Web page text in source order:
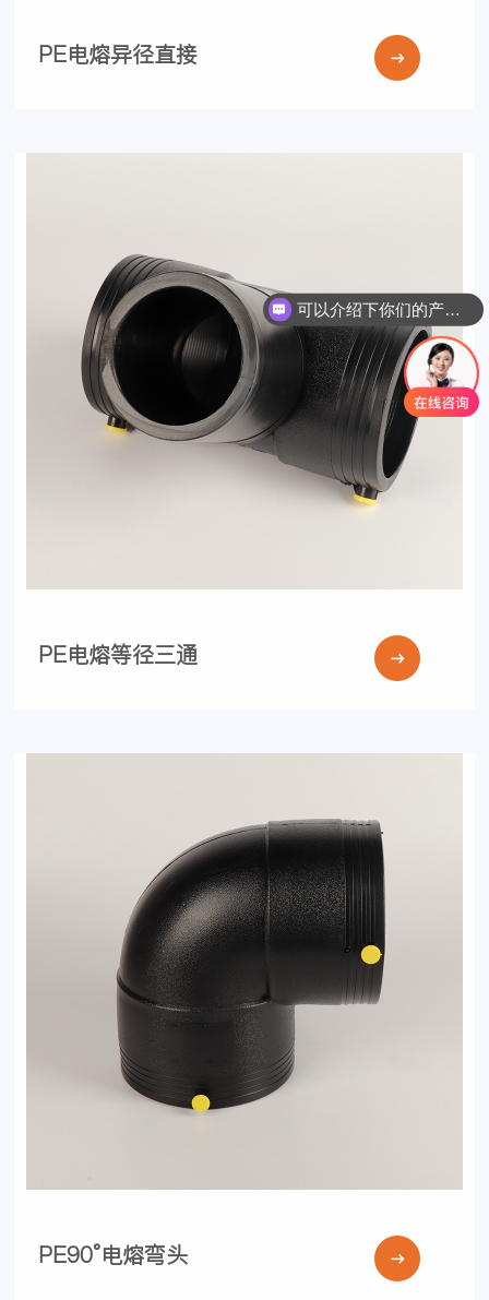
PE电熔异径直接
PE电熔等径三通
PE90°电熔弯头
你们是怎么收费的呢